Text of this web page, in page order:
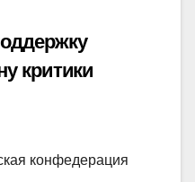
критики
конфедерация